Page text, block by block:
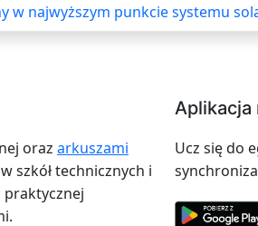
w najwyższym punkcie systemu
oraz arkuszami
szkół technicznych i
praktycznej
Aplikacja
Ucz się do